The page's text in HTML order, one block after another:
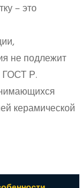
– это
не подлежит
ГОСТ Р.
керамической